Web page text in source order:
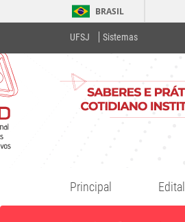
BRASIL
UFSJ Sistemas
Principal Edital